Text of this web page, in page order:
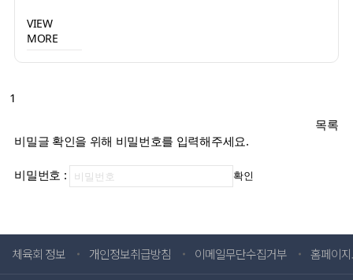
VIEW
MORE
1
목록
비밀글 확인을 위해 비밀번호를 입력해주세요.
비밀번호 : 확인
체육회 정보 개인정보취급방침 이메일무단수집거부 홈페이